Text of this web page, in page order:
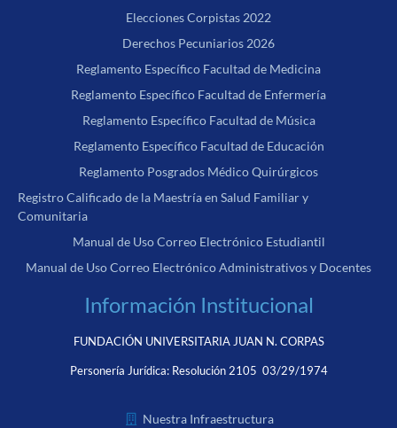
Elecciones Corpistas 2022
Derechos Pecuniarios 2026
Reglamento Específico Facultad de Medicina
Reglamento Específico Facultad de Enfermería
Reglamento Específico Facultad de Música
Reglamento Específico Facultad de Educación
Reglamento Posgrados Médico Quirúrgicos
Registro Calificado de la Maestría en Salud Familiar y
Comunitaria
Manual de Uso Correo Electrónico Estudiantil
Manual de Uso Correo Electrónico Administrativos y Docentes
Información Institucional
FUNDACIÓN UNIVERSITARIA JUAN N. CORPAS
Personería Jurídica: Resolución 2105 03/29/1974
Nuestra Infraestructura